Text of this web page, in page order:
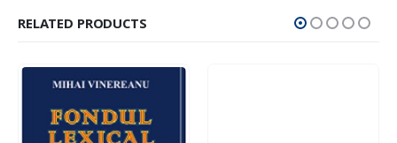
RELATED PRODUCTS